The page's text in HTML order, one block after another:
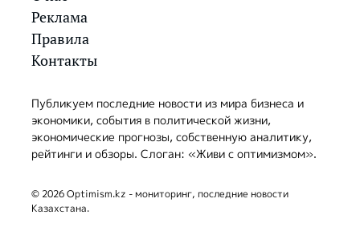
Реклама
Правила
Контакты
Публикуем последние новости из мира бизнеса и
экономики, события в политической жизни,
экономические прогнозы, собственную аналитику,
рейтинги и обзоры. Слоган: «Живи с оптимизмом».
© 2026 Optimism.kz - мониторинг, последние новости
Казахстана.